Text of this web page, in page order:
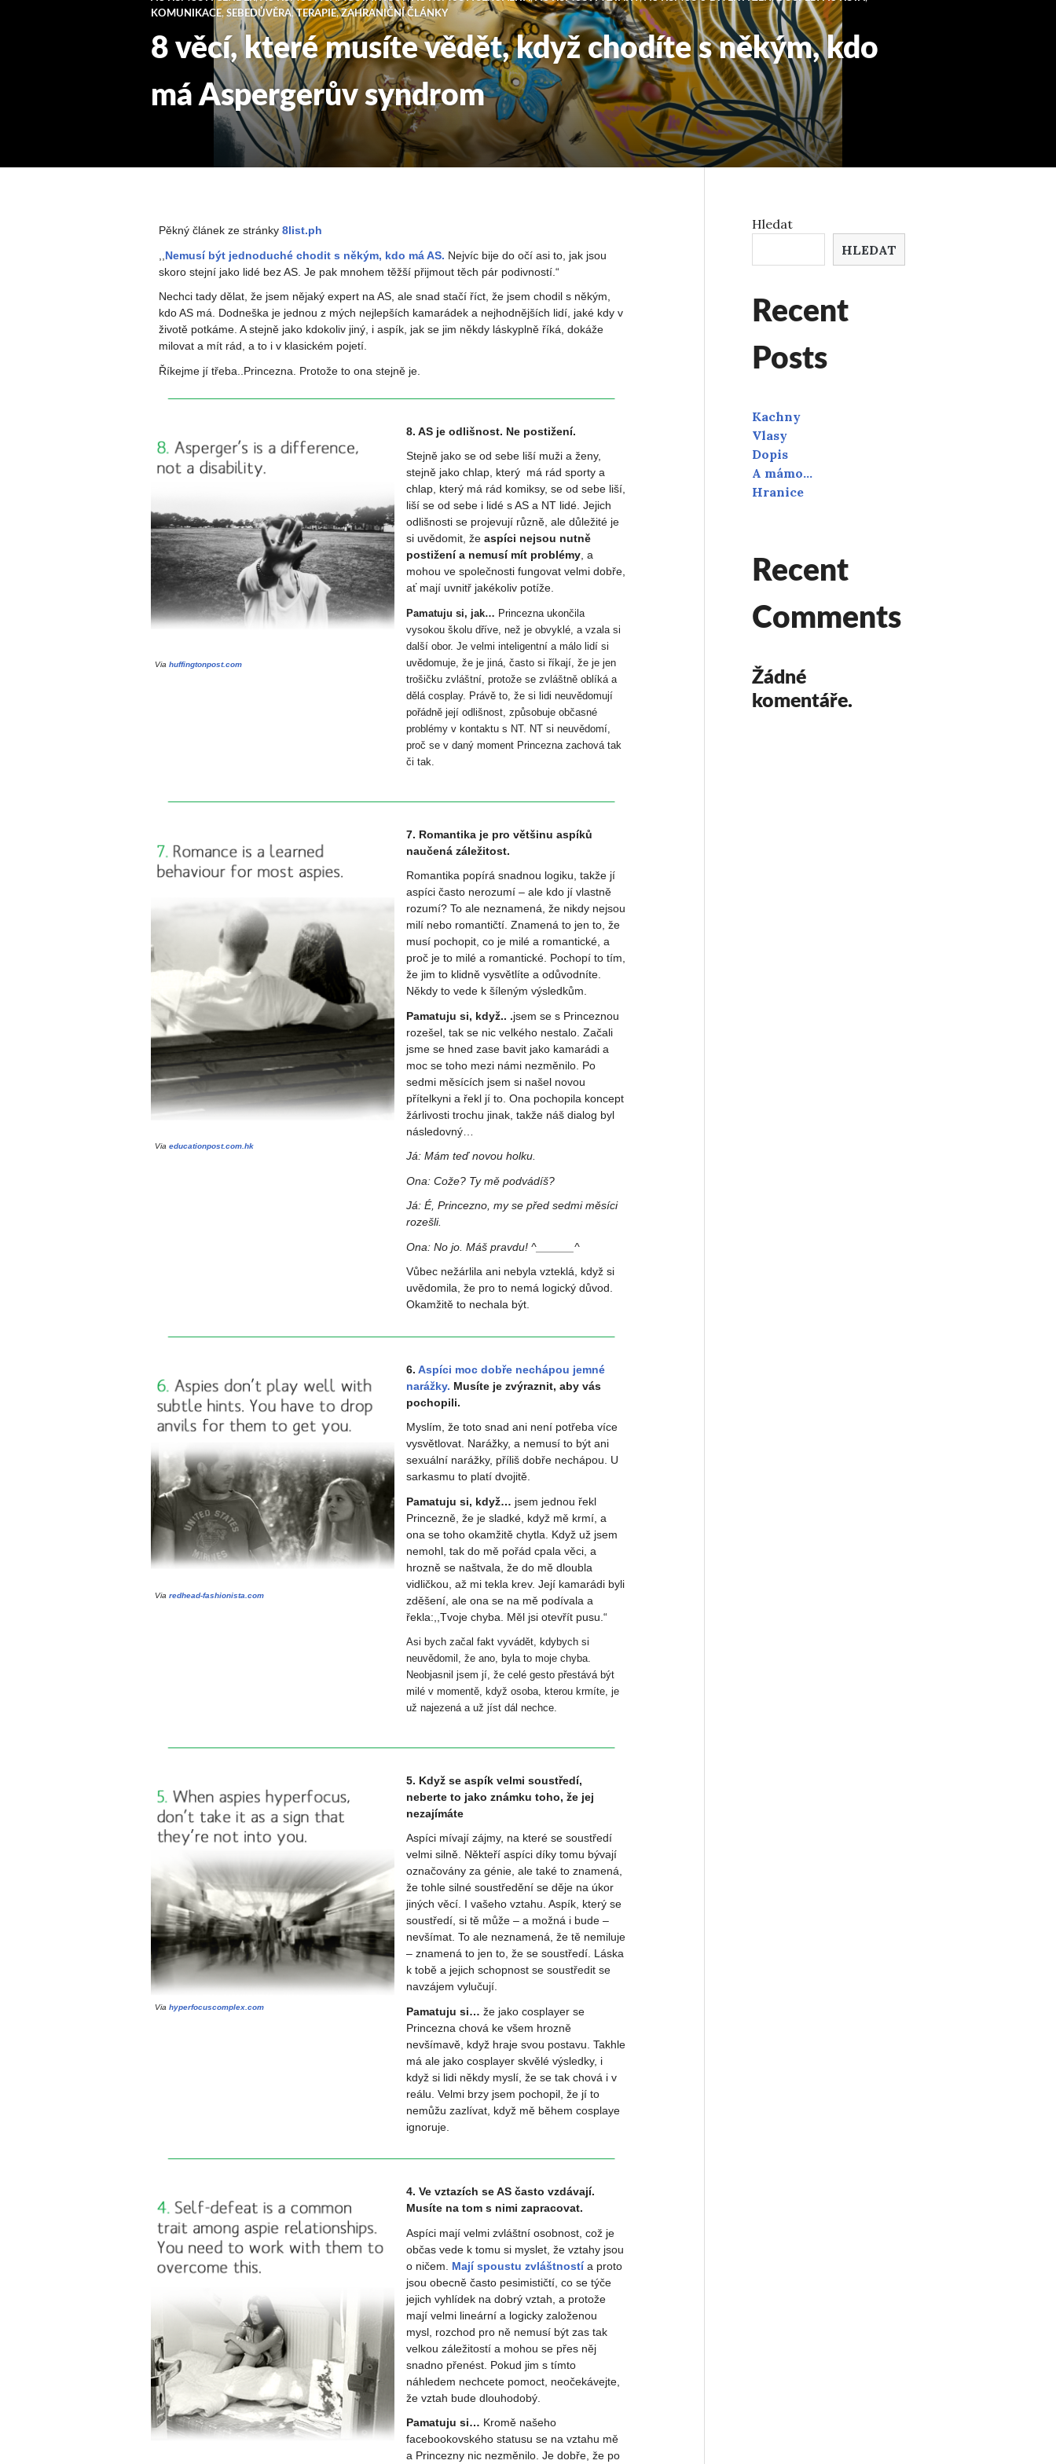
KOMUNIKACE, SEBEDŮVĚRA,TERAPIE,ZAHRANIČNÍ ČLÁNKY
8 věcí, které musíte vědět, když chodíte s někým, kdo
má Aspergerův syndrom
Pěkný článek ze stránky 8list.ph
Nemusí být jednoduché chodit s někým, kdo má AS. Nejvíc bije do očí asi to, jak jsou
skoro stejní jako lidé bez AS. Je pak mnohem těžší přijmout těch pár podivností.“
Nechci tady dělat, že jsem nějaký expert na AS, ale snad stačí říct, že jsem chodil s někým,
kdo AS má. Dodneška je jednou z mých nejlepších kamarádek a nejhodnějších lidí, jaké kdy v
životě potkáme. A stejně jako kdokoliv jiný, i aspík, jak se jim někdy láskyplně říká, dokáže
milovat a mít rád, a to i v klasickém pojetí.
Říkejme jí třeba..Princezna. Protože to ona stejně je.
Via huffingtonpost.com
8. AS je odlišnost. Ne postižení.
Stejně jako se od sebe liší muži a ženy,
stejně jako chlap, který má rád sporty a
chlap, který má rád komiksy, se od sebe liší,
liší se od sebe i lidé s AS a NT lidé. Jejich
odlišnosti se projevují různě, ale důležité je
si uvědomit, že aspíci nejsou nutně
postižení a nemusí mít problémy, a
mohou ve společnosti fungovat velmi dobře,
ať mají uvnitř jakékoliv potíže.
Pamatuju si, jak… Princezna ukončila
vysokou školu dříve, než je obvyklé, a vzala si
další obor. Je velmi inteligentní a málo lidí si
uvědomuje, že je jiná, často si říkají, že je jen
trošičku zvláštní, protože se zvláštně oblíká a
dělá cosplay. Právě to, že si lidi neuvědomují
pořádně její odlišnost, způsobuje občasné
problémy v kontaktu s NT. NT si neuvědomí,
proč se v daný moment Princezna zachová tak
či tak.
Via educationpost.com.hk
7. Romantika je pro většinu aspíků
naučená záležitost.
Romantika popírá snadnou logiku, takže jí
aspíci často nerozumí – ale kdo jí vlastně
rozumí? To ale neznamená, že nikdy nejsou
milí nebo romantičtí. Znamená to jen to, že
musí pochopit, co je milé a romantické, a
proč je to milé a romantické. Pochopí to tím,
že jim to klidně vysvětlíte a odůvodníte.
Někdy to vede k šíleným výsledkům.
Pamatuju si, když.. .jsem se s Princeznou
rozešel, tak se nic velkého nestalo. Začali
jsme se hned zase bavit jako kamarádi a
moc se toho mezi námi nezměnilo. Po
sedmi měsících jsem si našel novou
přítelkyni a řekl jí to. Ona pochopila koncept
žárlivosti trochu jinak, takže náš dialog byl
následovný…
Já: Mám teď novou holku.
Ona: Cože? Ty mě podvádíš?
Já: É, Princezno, my se před sedmi měsíci
rozešli.
Ona: No jo. Máš pravdu! ^______^
Vůbec nežárlila ani nebyla vzteklá, když si
uvědomila, že pro to nemá logický důvod.
Okamžitě to nechala být.
Via redhead-fashionista.com
6. Aspíci moc dobře nechápou jemné
narážky. Musíte je zvýraznit, aby vás
pochopili.
Myslím, že toto snad ani není potřeba více
vysvětlovat. Narážky, a nemusí to být ani
sexuální narážky, příliš dobře nechápou. U
sarkasmu to platí dvojitě.
Pamatuju si, když… jsem jednou řekl
Princezně, že je sladké, když mě krmí, a
ona se toho okamžitě chytla. Když už jsem
nemohl, tak do mě pořád cpala věci, a
hrozně se naštvala, že do mě dloubla
vidličkou, až mi tekla krev. Její kamarádi byli
zděšení, ale ona se na mě podívala a
řekla:,,Tvoje chyba. Měl jsi otevřít pusu.“
Asi bych začal fakt vyvádět, kdybych si
neuvědomil, že ano, byla to moje chyba.
Neobjasnil jsem jí, že celé gesto přestává být
milé v momentě, když osoba, kterou krmíte, je
už najezená a už jíst dál nechce.
Via hyperfocuscomplex.com
5. Když se aspík velmi soustředí,
neberte to jako známku toho, že jej
nezajímáte
Aspíci mívají zájmy, na které se soustředí
velmi silně. Někteří aspíci díky tomu bývají
označovány za génie, ale také to znamená,
že tohle silné soustředění se děje na úkor
jiných věcí. I vašeho vztahu. Aspík, který se
soustředí, si tě může – a možná i bude –
nevšímat. To ale neznamená, že tě nemiluje
– znamená to jen to, že se soustředí. Láska
k tobě a jejich schopnost se soustředit se
navzájem vylučují.
Pamatuju si… že jako cosplayer se
Princezna chová ke všem hrozně
nevšímavě, když hraje svou postavu. Takhle
má ale jako cosplayer skvělé výsledky, i
když si lidi někdy myslí, že se tak chová i v
reálu. Velmi brzy jsem pochopil, že jí to
nemůžu zazlívat, když mě během cosplaye
ignoruje.
4. Ve vztazích se AS často vzdávají.
Musíte na tom s nimi zapracovat.
Aspíci mají velmi zvláštní osobnost, což je
občas vede k tomu si myslet, že vztahy jsou
o ničem. Mají spoustu zvláštnostía proto
jsou obecně často pesimističtí, co se týče
jejich vyhlídek na dobrý vztah, a protože
mají velmi lineární a logicky založenou
mysl, rozchod pro ně nemusí být zas tak
velkou záležitostí a mohou se přes něj
snadno přenést. Pokud jim s tímto
náhledem nechcete pomoct, neočekávejte,
že vztah bude dlouhodobý.
Pamatuju si… Kromě našeho
facebookovského statusu se na vztahu mě
a Princezny nic nezměnilo. Je dobře, že po
Hledat
HLEDAT
Recent
Posts
Kachny
Vlasy
Dopis
A mámo…
Hranice
Recent
Comments
Žádné
komentáře.